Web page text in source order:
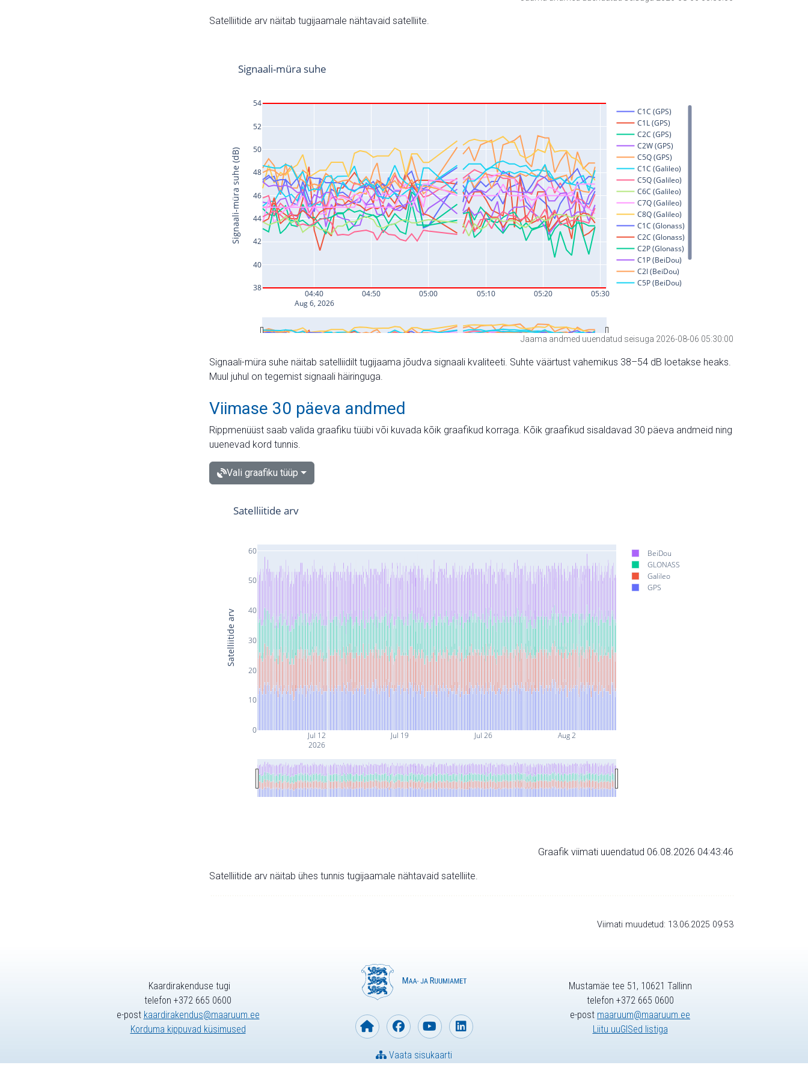
Satelliitide arv näitab tugijaamale nähtavaid satelliite.
Jaama andmed uuendatud seisuga 2026-08-06 05:30:00
Signaali-müra suhe näitab satelliidilt tugijaama jõudva signaali kvaliteeti. Suhte väärtust vahemikus 38–54 dB loetakse heaks.
Muul juhul on tegemist signaali häiringuga.
Viimase 30 päeva andmed
Rippmenüüst saab valida graafiku tüübi või kuvada kõik graafikud korraga. Kõik graafikud sisaldavad 30 päeva andmeid ning
uuenevad kord tunnis.
Vali graafiku tüüp
Jul 12
2026
Jul 19 Jul 26 Aug 2
0
10
20
30
40
50
60
BeiDou
GLONASS
Galileo
GPS
Satelliitide arv
Satelliitide arv
Graafik viimati uuendatud 06.08.2026 04:43:46
Satelliitide arv näitab ühes tunnis tugijaamale nähtavaid satelliite.
Viimati muudetud: 13.06.2025 09:53
Kaardirakenduse tugi
telefon +372 665 0600
e-post kaardirakendus@maaruum.ee
Korduma kippuvad küsimused
Vaata sisukaarti
Mustamäe tee 51, 10621 Tallinn
telefon +372 665 0600
e-post maaruum@maaruum.ee
Liitu uuGISed listiga